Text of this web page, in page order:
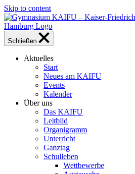
Skip to content
Schließen
Aktuelles
Start
Neues am KAIFU
Events
Kalender
Über uns
Das KAIFU
Leitbild
Organigramm
Unterricht
Ganztag
Schulleben
Wettbewerbe